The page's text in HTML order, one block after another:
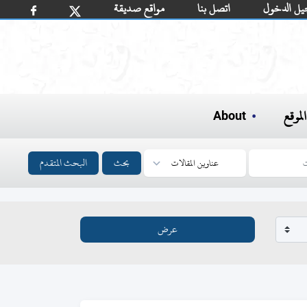
مواقع صديقة اتصل بنا الدخول
About
بحث البحث المتقدم